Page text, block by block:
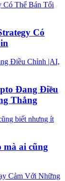
Có
Đang Điều
Thẳng
mà ai cũng